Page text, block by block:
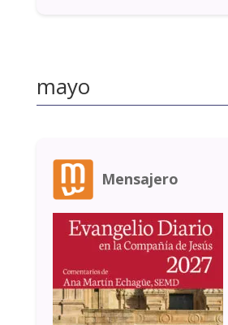
mayo
Mensajero